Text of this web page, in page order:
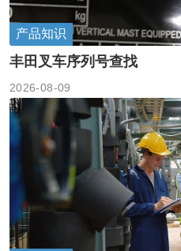
产品知识
丰田叉车序列号查找
2026-08-09